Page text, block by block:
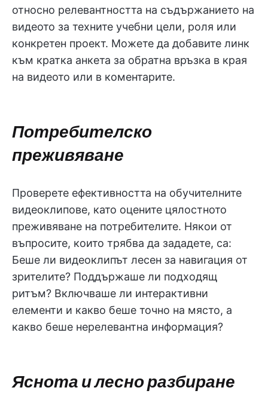
относно релевантността на съдържанието на
видеото за техните учебни цели, роля или
конкретен проект. Можете да добавите линк
към кратка анкета за обратна връзка в края
на видеото или в коментарите.
Потребителско
преживяване
Проверете ефективността на обучителните
видеоклипове, като оцените цялостното
преживяване на потребителите. Някои от
въпросите, които трябва да зададете, са:
Беше ли видеоклипът лесен за навигация от
зрителите? Поддържаше ли подходящ
ритъм? Включваше ли интерактивни
елементи и какво беше точно на място, а
какво беше нерелевантна информация?
Яснота и лесно разбиране